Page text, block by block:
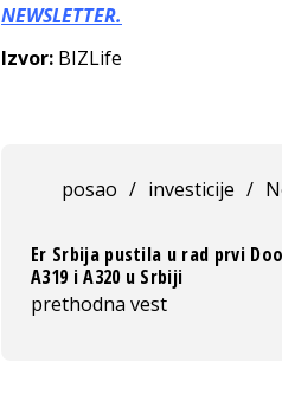
NEWSLETTER.
Izvor: BIZLife
posao / investicije /
Er Srbija pustila u rad prvi
A319 i A320 u Srbiji
prethodna vest